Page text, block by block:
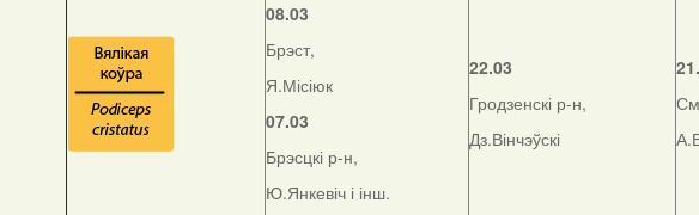
08.03
Брэст,
Я.Місіюк
07.03
Брэсцкі р-н,
Ю.Янкевіч і інш.
22.03
Гродзенскі р-н,
Дз.Вінчэўскі